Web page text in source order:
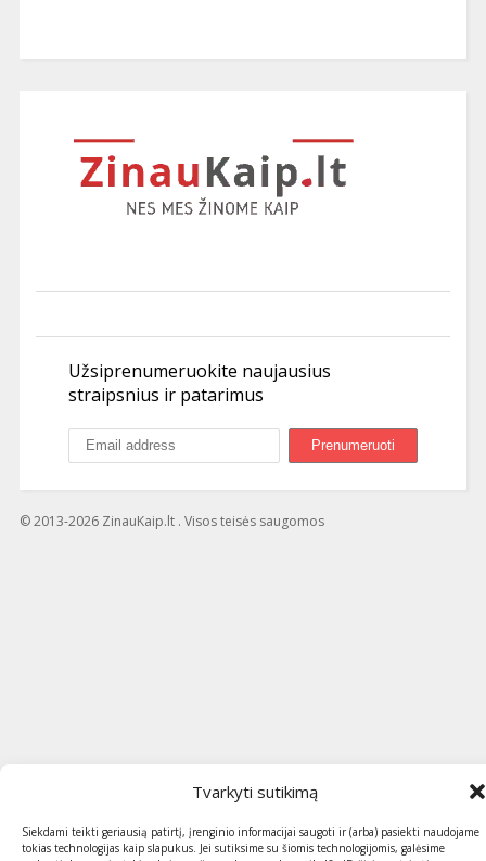
Tvarkyti sutikimą
Siekdami teikti geriausią patirtį, įrenginio informacijai saugoti ir (arba) pasiekti naudojame
tokias technologijas kaip slapukus. Jei sutiksime su šiomis technologijomis, galėsime
Užsiprenumeruokite naujausius
straipsnius ir patarimus
© 2013-2026 ZinauKaip.lt . Visos teisės saugomos